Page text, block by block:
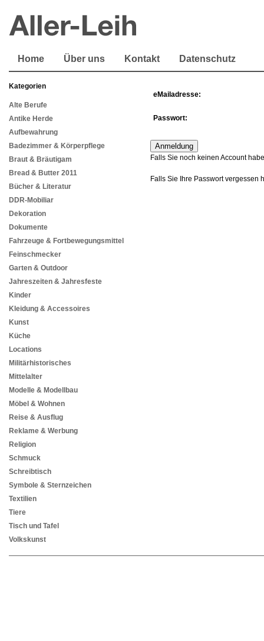
Home Über uns Kontakt Datenschutz
Kategorien
Alte Berufe
Antike Herde
Aufbewahrung
Badezimmer & Körperpflege
Braut & Bräutigam
Bread & Butter 2011
Bücher & Literatur
DDR-Mobiliar
Dekoration
Dokumente
Fahrzeuge & Fortbewegungsmittel
Feinschmecker
Garten & Outdoor
Jahreszeiten & Jahresfeste
Kinder
Kleidung & Accessoires
Kunst
Küche
Locations
Militärhistorisches
Mittelalter
Modelle & Modellbau
Möbel & Wohnen
Reise & Ausflug
Reklame & Werbung
Religion
Schmuck
Schreibtisch
Symbole & Sternzeichen
Textilien
Tiere
Tisch und Tafel
Volkskunst
eMailadresse:
Passwort:
Falls Sie noch keinen Account
Falls Sie Ihre Passwort vergessen